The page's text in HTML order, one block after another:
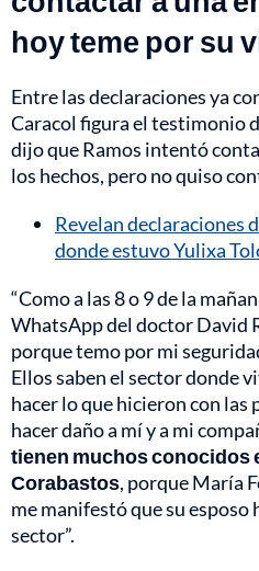
hoy teme por su
Entre las declaraciones ya
Caracol figura el testimonio
dijo que Ramos intentó
los hechos, pero no quiso
Revelan declaraciones
donde estuvo Yulixa
“Como a las 8 o 9 de la
WhatsApp del doctor David
porque temo por mi
Ellos saben el sector donde
hacer lo que hicieron con las
hacer daño a mí y a mi
tienen muchos conocidos
Corabastos, porque María
me manifestó que su esposo
sector”.